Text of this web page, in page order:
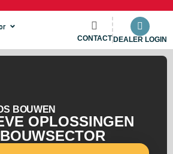
CONTACTDEALER LOGIN
BOUWEN
OPLOSSINGEN